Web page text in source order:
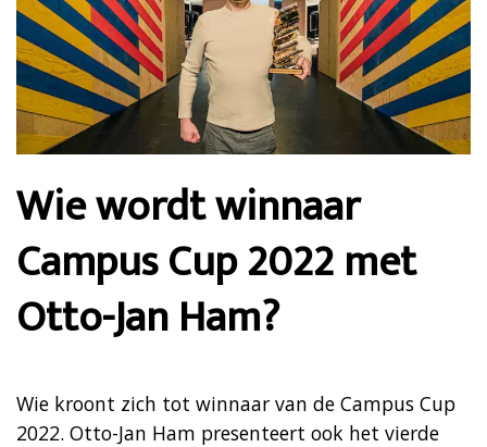
Wie wordt winnaar
Campus Cup 2022 met
Otto-Jan Ham?
Wie kroont zich tot winnaar van de Campus Cup
2022. Otto-Jan Ham presenteert ook het vierde